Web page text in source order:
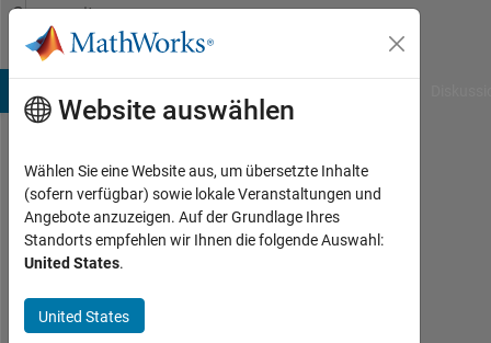
Weiter zum Inhalt
Community
Profile
shen
hedong
Last
etwa
ein
Website auswählen
Wählen Sie eine Website aus, um übersetzte Inhalte
(sofern verfügbar) sowie lokale Veranstaltungen und
Angebote anzuzeigen. Auf der Grundlage Ihres
Standorts empfehlen wir Ihnen die folgende Auswahl:
United States.
United States